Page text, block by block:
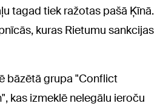
tagad tiek ražotas pašā Ķīnā.
kuras Rietumu sankcijas
bāzētā grupa "Conflict
kas izmeklē nelegālu ieroču